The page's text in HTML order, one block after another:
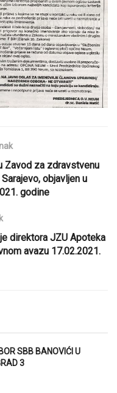
Zavod za zdravstvenu
objavljen u
godine
direktora JZU Apoteka
avazu 17.02.2021.
SBB BANOVIĆI U
3